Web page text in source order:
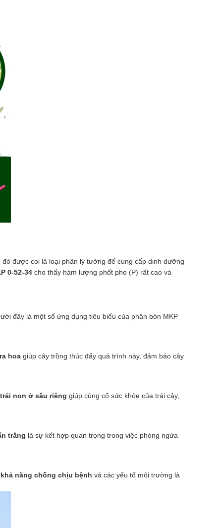
được coi là loại phân lý tưởng để cung cấp dinh dưỡng
0-52-34 cho thấy hàm lượng phốt pho (P) rất cao và
đây là một số ứng dụng tiêu biểu của phân bón MKP
hoa giúp cây trồng thúc đẩy quá trình này, đảm bảo cây
non ở sầu riêng giúp củng cố sức khỏe của trái cây,
trắng là sự kết hợp quan trọng trong việc phòng ngừa
khả năng chống chịu bệnh và các yếu tố môi trường là